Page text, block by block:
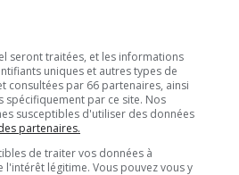
seront traitées, et les informations
uniques et autres types de
consultées par 66 partenaires, ainsi
spécifiquement par ce site. Nos
susceptibles d'utiliser des données
partenaires.
de traiter vos données à
légitime. Vous pouvez vous y